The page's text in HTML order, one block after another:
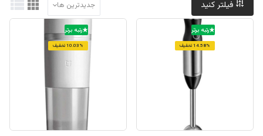
جدیدترین ها
رتبه برتر
14.58% تخفیف
رتبه برتر
10.03% تخفیف